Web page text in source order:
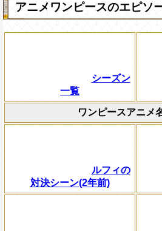
アニメワンピースのエピソ
シーズン
一覧
ワンピースアニメ
ルフィの
対決シーン(2年前)